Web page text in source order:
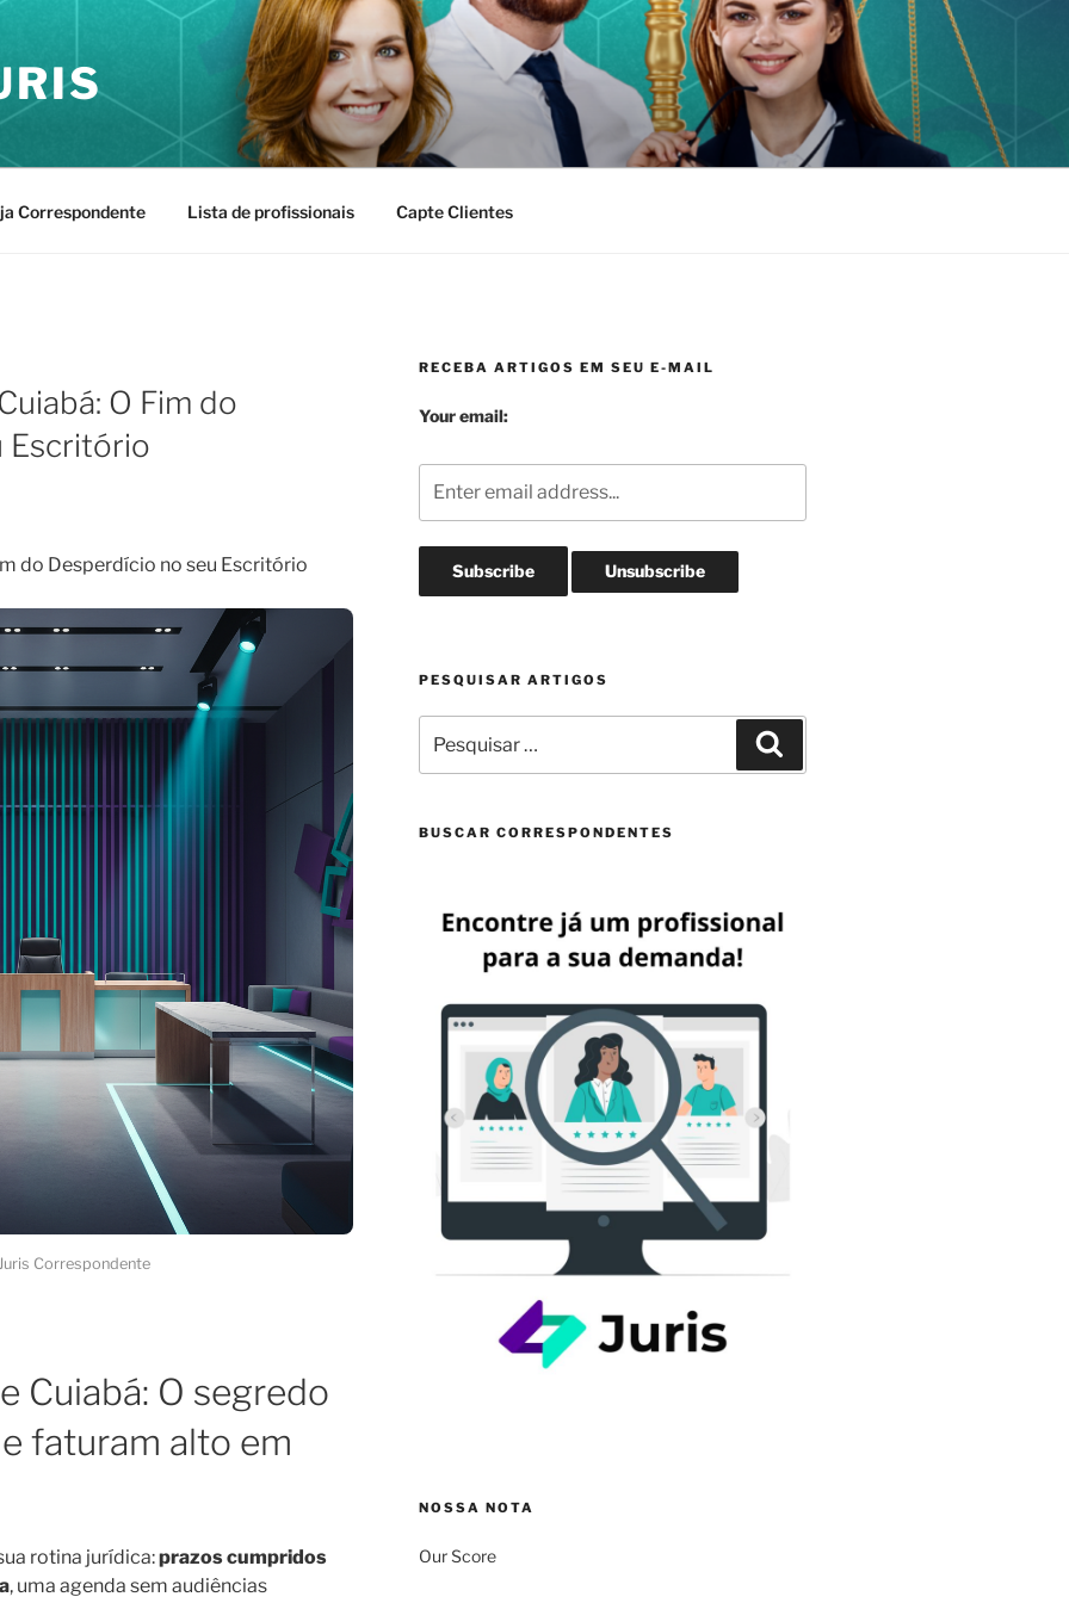
Correspondente Lista de profissionais Capte Clientes
O Fim do
Escritório
do Desperdício no seu Escritório
Correspondente
Cuiabá: O segredo
faturam alto em
rotina jurídica:prazos cumpridos
, uma agenda sem audiências
RECEBA ARTIGOS EM SEU E-MAIL
Your email:
PESQUISAR ARTIGOS
por:
BUSCAR CORRESPONDENTES
NOSSA NOTA
Our Score